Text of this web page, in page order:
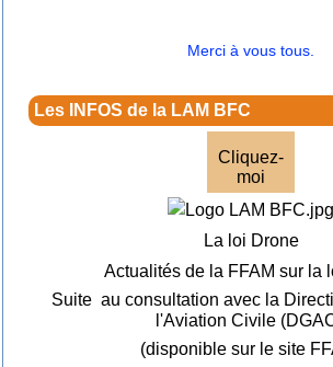
Merci à vous tous.
Les INFOS de la LAM BFC
Cliquez-
moi
La loi Drone
Actualités de la FFAM sur la
Suite au consultation avec la
l'Aviation Civile
(disponible sur le site